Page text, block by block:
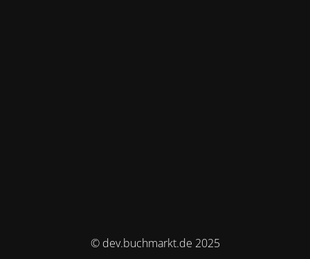
© dev.buchmarkt.de 2025